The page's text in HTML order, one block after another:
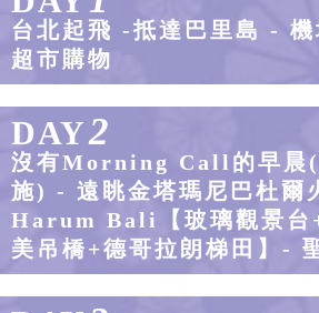
台北起飛 -抵達巴里島 -
超市購物
DAY2
沒有Morning Call的早晨
施) - 遠眺金塔瑪尼巴杜爾
Harum Bali【玻璃觀景台
美吊橋+德哥拉朗梯田】-